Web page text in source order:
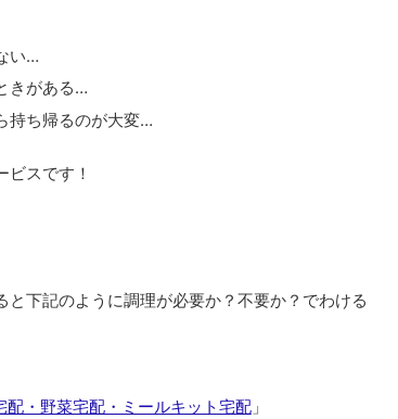
い…
きがある…
持ち帰るのが大変…
スです！
下記のように調理が必要か？不要か？でわける
配・野菜宅配・ミールキット宅配」